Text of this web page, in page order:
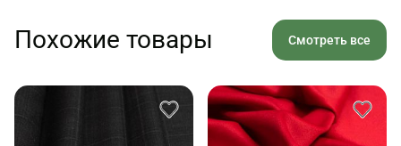
Похожие товары Смотреть все